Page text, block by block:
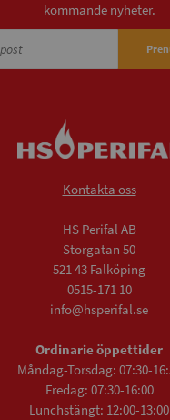
kommande nyheter.
Kontakta oss
HS Perifal AB
Storgatan 50
521 43 Falköping
0515-171 10
info@hsperifal.se
Ordinarie öppettider
Måndag-Torsdag: 07:30-
Fredag: 07:30-16:00
Lunchstängt: 12:00-13:00